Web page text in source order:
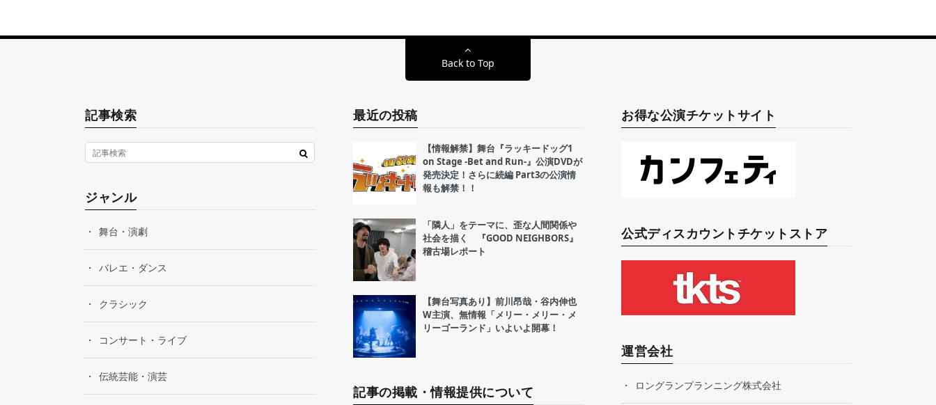
Back to Top
記事検索
ジャンル
舞台・演劇
バレエ・ダンス
クラシック
コンサート・ライブ
伝統芸能・演芸
最近の投稿
【情報解禁】舞台『ラッキードッグ1
on Stage -Bet and Run-』公演DVDが
発売決定！さらに続編 Part3の公演情
報も解禁！！
「隣人」をテーマに、歪な人間関係や
社会を描く 『GOOD NEIGHBORS』
稽古場レポート
【舞台写真あり】前川昂哉・谷内伸也
W主演、無情報「メリー・メリー・メ
リーゴーランド」いよいよ開幕！
記事の掲載・情報提供について
お得な公演チケットサイト
公式ディスカウントチケットストア
運営会社
ロングランプランニング株式会社